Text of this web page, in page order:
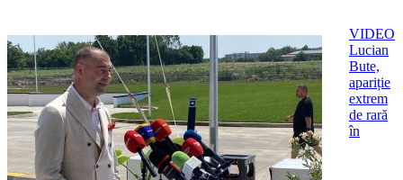
VIDEO
Lucian
Bute,
apariție
extrem
de rară
în